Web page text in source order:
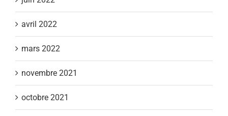
avril 2022
mars 2022
novembre 2021
octobre 2021